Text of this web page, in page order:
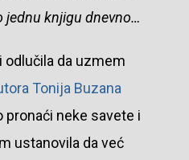
jednu knjigu dnevno…
odlučila da uzmem
Tonija Buzana
pronaći neke savete i
ustanovila da već